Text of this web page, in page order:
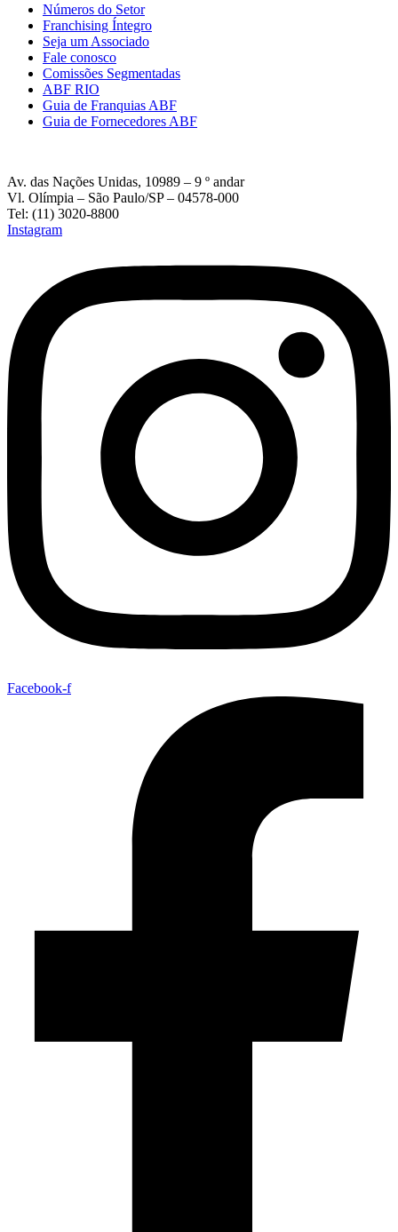
Números do Setor
Franchising Íntegro
Seja um Associado
Fale conosco
Comissões Segmentadas
ABF RIO
Guia de Franquias ABF
Guia de Fornecedores ABF
Av. das Nações Unidas, 10989 – 9 º andar
Vl. Olímpia – São Paulo/SP – 04578-000
Tel: (11) 3020-8800
Instagram
Facebook-f